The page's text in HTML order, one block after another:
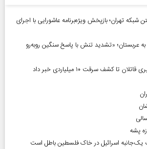
شبکه تهران؛ بازپخش ویژه‌برنامه عاشورایی با اجرای
عربستان؛ «تشدید تنش با پاسخ سنگین روبه‌رو
تا کشف سرقت ۱۰ میلیاردی خبر داد
پشه
یک‌جانبه اسرائیل در خاک فلسطین باطل است